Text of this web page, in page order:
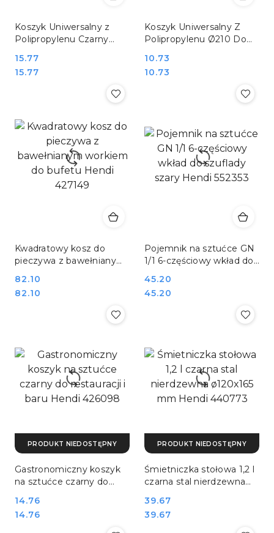
Koszyk Uniwersalny z
Polipropylenu Czarny
361233
Cena:
15.77
Cena:
15.77
Koszyk Uniwersalny Z
Polipropylenu Ø210 Do
361211
Cena:
10.73
Cena:
10.73
Kwadratowy kosz do
pieczywa z bawełnianym
427149
Cena:
82.10
Cena:
82.10
Pojemnik na sztućce GN
1/1 6-częściowy wkład do
552353
Cena:
45.20
Cena:
45.20
Gastronomiczny koszyk
na sztućce czarny do
426098
Cena:
14.76
Cena:
14.76
PRODUKT NIEDOSTĘPNY
Śmietniczka stołowa 1,2 l
czarna stal nierdzewna
440773
Cena:
39.67
Cena:
39.67
PRODUKT NIEDOSTĘPNY